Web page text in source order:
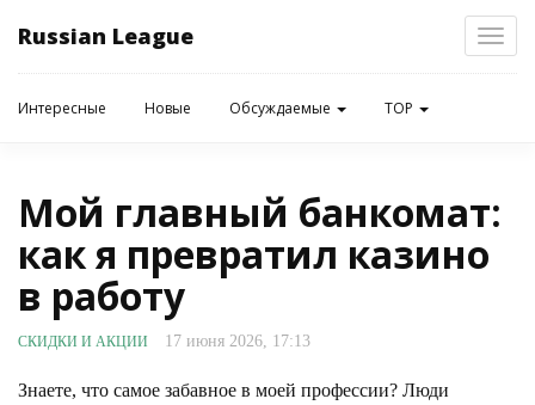
Russian League
Интересные Новые Обсуждаемые TOP
Мой главный банкомат:
как я превратил казино
в работу
СКИДКИ И АКЦИИ 17 июня 2026, 17:13
Знаете, что самое забавное в моей профессии? Люди